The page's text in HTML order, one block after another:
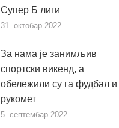
Супер Б лиги
31. октобар 2022.
За нама је занимљив
спортски викенд, а
обележили су га фудбал и
рукомет
5. септембар 2022.